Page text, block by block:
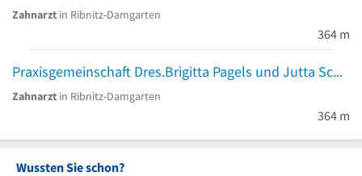
Zahnarzt in Ribnitz-Damgarten
364 m
Praxisgemeinschaft Dres.Brigitta Pagels und Jutta Schlemmer
Zahnarzt in Ribnitz-Damgarten
364 m
Wussten Sie schon?